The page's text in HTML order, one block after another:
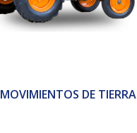
MOVIMIENTOS DE TIERRA